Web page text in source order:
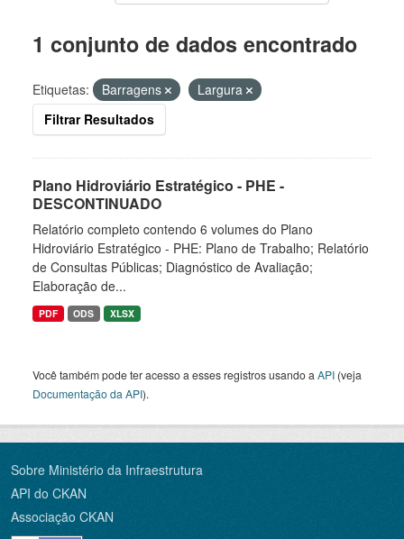
1 conjunto de dados encontrado
Etiquetas: Barragens
Largura
Filtrar Resultados
Plano Hidroviário Estratégico - PHE -
DESCONTINUADO
Relatório completo contendo 6 volumes do Plano
Hidroviário Estratégico - PHE: Plano de Trabalho; Relatório
de Consultas Públicas; Diagnóstico de Avaliação;
Elaboração de...
PDF ODS XLSX
Você também pode ter acesso a esses registros usando a API (veja
Documentação da API).
Sobre Ministério da Infraestrutura
API do CKAN
Associação CKAN